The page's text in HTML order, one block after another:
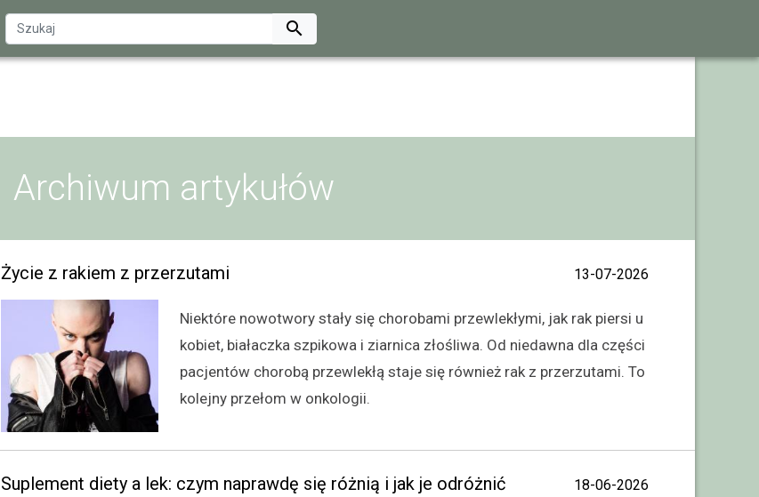

Archiwum artykułów
Życie z rakiem z przerzutami 13-07-2026
Niektóre nowotwory stały się chorobami przewlekłymi, jak rak piersi u
kobiet, białaczka szpikowa i ziarnica złośliwa. Od niedawna dla części
pacjentów chorobą przewlekłą staje się również rak z przerzutami. To
kolejny przełom w onkologii.
Suplement diety a lek: czym naprawdę się różnią i jak je odróżnić 18-06-2026